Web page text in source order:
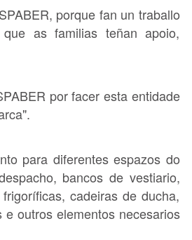
porque fan un traballo
as familias teñan apoio,
por facer esta entidade
para diferentes espazos do
bancos de vestiario,
cadeiras de ducha,
outros elementos necesarios